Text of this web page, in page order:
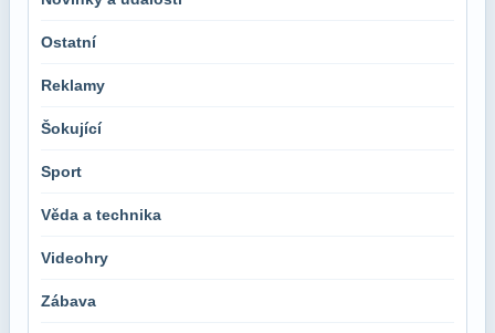
Ostatní
Reklamy
Šokující
Sport
Věda a technika
Videohry
Zábava